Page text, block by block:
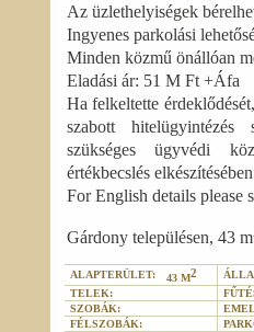
Az üzlethelyiségek
Ingyenes parkolási
Minden közmű önállóan
Eladási ár: 51 M Ft +Áfa
Ha felkeltette
szabott hitelügyintézés
szükséges ügyvédi
értékbecslés
For English details please
Gárdony településen, 43 m
ALAPTERÜLET: 43 M2
TELEK:
SZOBÁK:
FÉLSZOBÁK: